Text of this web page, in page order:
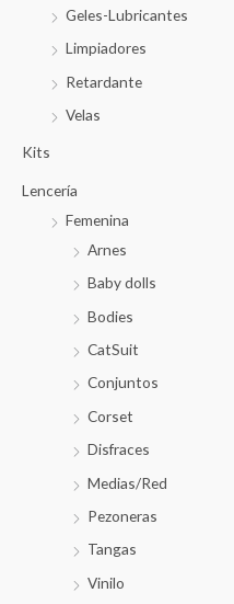
Geles-Lubricantes
Limpiadores
Retardante
Velas
Kits
Lencería
Femenina
Arnes
Baby dolls
Bodies
CatSuit
Conjuntos
Corset
Disfraces
Medias/Red
Pezoneras
Tangas
Vinilo